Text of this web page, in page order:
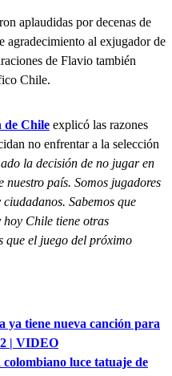
aplaudidas por decenas de
agradecimiento al exjugador de
de Flavio también
Chile.
de Chile explicó las razones
no enfrentar a la selección
la decisión de no jugar en
país. Somos jugadores
Sabemos que
hoy Chile tiene otras
que el juego del próximo
ya tiene nueva canción para
| VIDEO
luce tatuaje de